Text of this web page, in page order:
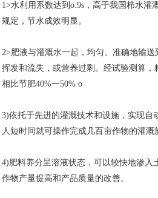
1>水利用系数达到o.9s，高于我国栉水灌
规定，节水成效明显。
2>肥液与灌溉水一起，均匀、准确地输
挥发和流失，或营养过剩。经试验测算
相比节肥40%一50% o
3)依托于先进的灌溉技术和设施，实现自
人短时间就可操作完成几百亩作物的灌溉
4)肥料养分呈溶液状态，可以较快地渗入
作物产量提高和产品质量的改善。